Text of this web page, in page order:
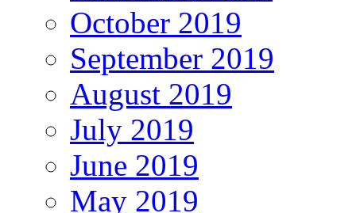
October 2019
September 2019
August 2019
July 2019
June 2019
May 2019